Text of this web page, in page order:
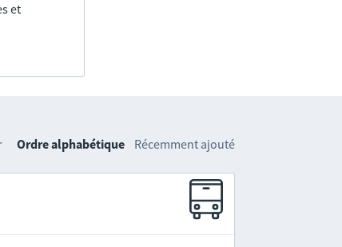
et
Ordre alphabétique Récemment ajouté